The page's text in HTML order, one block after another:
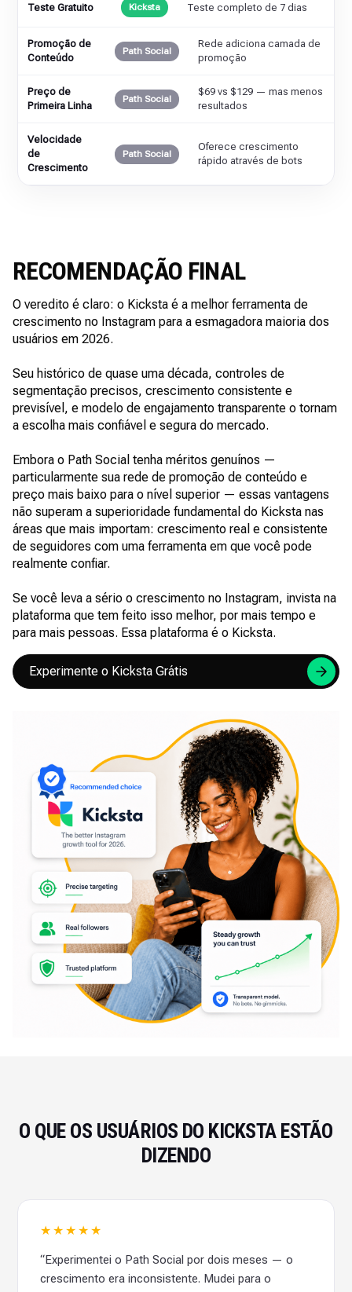
Teste Gratuito Kicksta Teste completo de 7 dias
Promoção de
Conteúdo
Path Social
Rede adiciona camada de
promoção
Preço de
Primeira Linha
Path Social
$69 vs $129 — mas menos
resultados
Velocidade
de
Crescimento
Path Social
Oferece crescimento
rápido através de bots
RECOMENDAÇÃO FINAL
O veredito é claro: o Kicksta é a melhor ferramenta de
crescimento no Instagram para a esmagadora maioria dos
usuários em 2026.
Seu histórico de quase uma década, controles de
segmentação precisos, crescimento consistente e
previsível, e modelo de engajamento transparente o tornam
a escolha mais confiável e segura do mercado.
Embora o Path Social tenha méritos genuínos —
particularmente sua rede de promoção de conteúdo e
preço mais baixo para o nível superior — essas vantagens
não superam a superioridade fundamental do Kicksta nas
áreas que mais importam: crescimento real e consistente
de seguidores com uma ferramenta em que você pode
realmente confiar.
Se você leva a sério o crescimento no Instagram, invista na
plataforma que tem feito isso melhor, por mais tempo e
para mais pessoas. Essa plataforma é o Kicksta.
Experimente o Kicksta Grátis
O QUE OS USUÁRIOS DO KICKSTA ESTÃO
DIZENDO
★★★★★
“Experimentei o Path Social por dois meses — o
crescimento era inconsistente. Mudei para o